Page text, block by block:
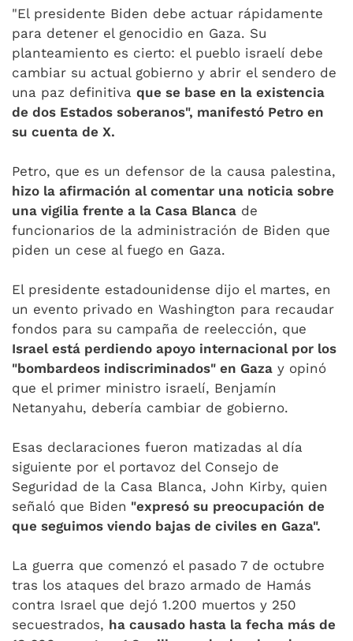
"El presidente Biden debe actuar rápidamente
para detener el genocidio en Gaza. Su
planteamiento es cierto: el pueblo israelí debe
cambiar su actual gobierno y abrir el sendero de
una paz definitiva que se base en la existencia
de dos Estados soberanos", manifestó Petro en
su cuenta de X.
Petro, que es un defensor de la causa palestina,
hizo la afirmación al comentar una noticia sobre
una vigilia frente a la Casa Blanca de
funcionarios de la administración de Biden que
piden un cese al fuego en Gaza.
El presidente estadounidense dijo el martes, en
un evento privado en Washington para recaudar
fondos para su campaña de reelección, que
Israel está perdiendo apoyo internacional por los
"bombardeos indiscriminados" en Gaza y opinó
que el primer ministro israelí, Benjamín
Netanyahu, debería cambiar de gobierno.
Esas declaraciones fueron matizadas al día
siguiente por el portavoz del Consejo de
Seguridad de la Casa Blanca, John Kirby, quien
señaló que Biden "expresó su preocupación de
que seguimos viendo bajas de civiles en Gaza".
La guerra que comenzó el pasado 7 de octubre
tras los ataques del brazo armado de Hamás
contra Israel que dejó 1.200 muertos y 250
secuestrados, ha causado hasta la fecha más de